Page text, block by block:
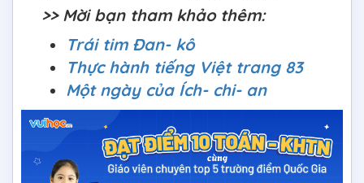
>> Mời bạn tham khảo thêm:
Trái tim Đan- kô
Thực hành tiếng Việt trang 83
Một ngày của Ích- chi- an